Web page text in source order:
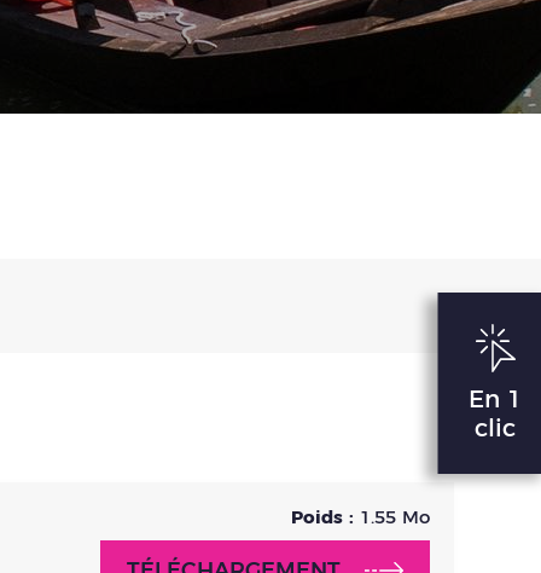
En 1
clic
Poids : 1.55 Mo